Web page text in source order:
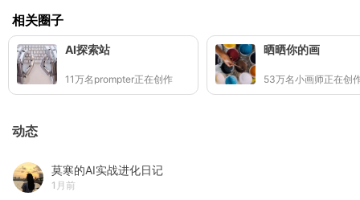
相关圈子
AI探索站
11万名prompter正在创作
晒晒你的画
动态
莫寒的AI实战进化日记
1月前